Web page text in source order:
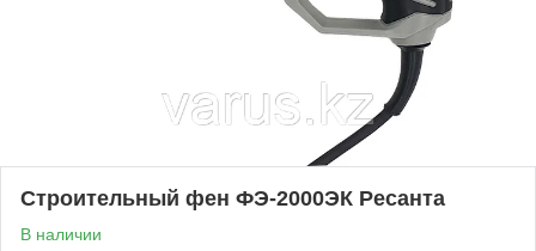
Строительный фен ФЭ-2000ЭК Ресанта
В наличии